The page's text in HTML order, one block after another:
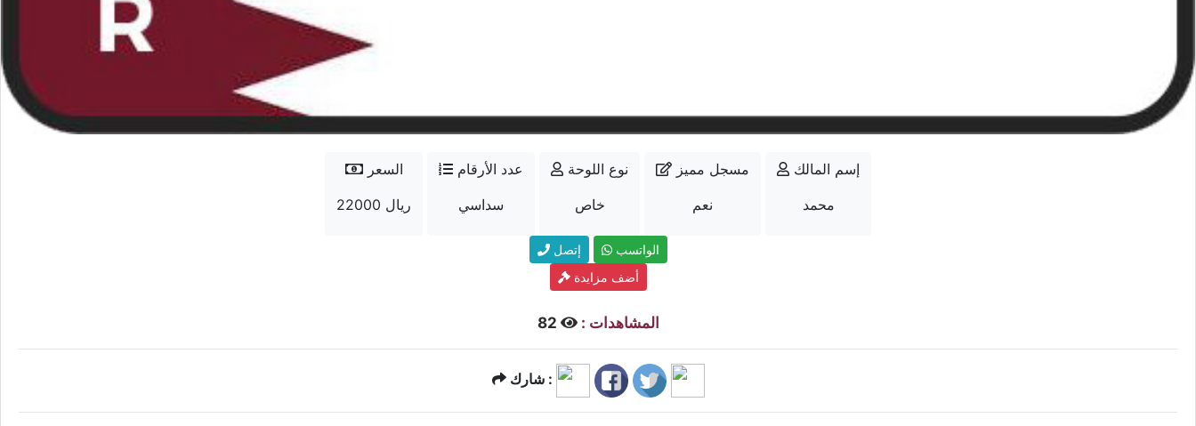
السعر
22000 ريال
عدد الأرقام
سداسي
نوع اللوحة
خاص
مسجل مميز
نعم
إسم المالك
محمد
إتصل
الواتسب
أضف مزايدة
المشاهدات :
شارك :